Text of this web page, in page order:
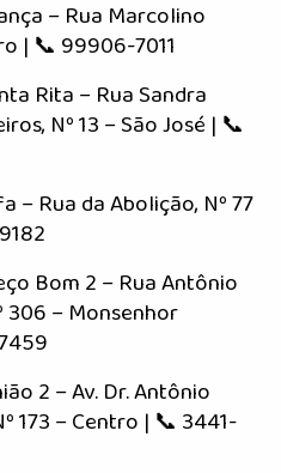
– Rua Marcolino
| 📞 99906-7011
Rita – Rua Sandra
Nº 13 – São José | 📞
– Rua da Abolição, Nº 77
Bom 2 – Rua Antônio
306 – Monsenhor
2 – Av. Dr. Antônio
173 – Centro | 📞 3441-